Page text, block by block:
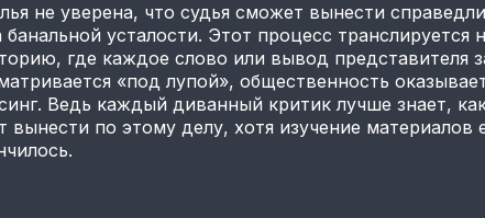
не уверена, что судья сможет вынести
банальной усталости. Этот процесс транслируется
где каждое слово или вывод представителя
«под лупой», общественность
Ведь каждый диванный критик лучше знает,
вынести по этому делу, хотя изучение материалов